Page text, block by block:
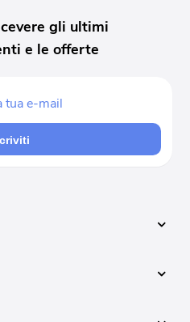
gli ultimi
e le offerte